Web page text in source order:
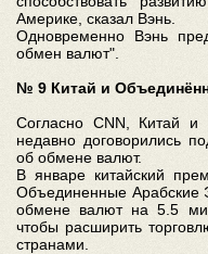
Америке, сказал Вэнь.
Одновременно Вэнь
обмен валют".
№ 9 Китай и
Согласно CNN, Китай
недавно договорились
об обмене валют.
В январе китайский
Объединенные Арабские
обмене валют на 5.5
чтобы расширить
странами.